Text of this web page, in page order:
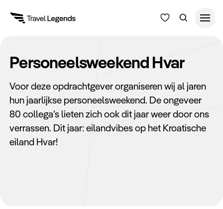
Type reizen
Bedrijfsreizen
Budget
Zoeken
Personeelsweekend Hvar
Voor deze opdrachtgever organiseren wij al jaren
hun jaarlijkse personeelsweekend. De ongeveer
80 collega’s lieten zich ook dit jaar weer door ons
verrassen. Dit jaar: eilandvibes op het Kroatische
eiland Hvar!